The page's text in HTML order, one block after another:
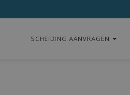
SCHEIDING AANVRAGEN